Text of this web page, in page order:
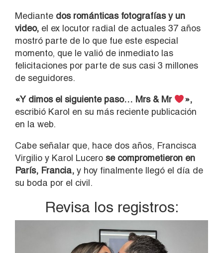
Mediante dos románticas fotografías y un
video, el ex locutor radial de actuales 37 años
mostró parte de lo que fue este especial
momento, que le valió de inmediato las
felicitaciones por parte de sus casi 3 millones
de seguidores.
«Y dimos el siguiente paso… Mrs & Mr
»,
escribió Karol en su más reciente publicación
en la web.
Cabe señalar que, hace dos años, Francisca
Virgilio y Karol Lucero se comprometieron en
París, Francia, y hoy finalmente llegó el día de
su boda por el civil.
Revisa los registros: